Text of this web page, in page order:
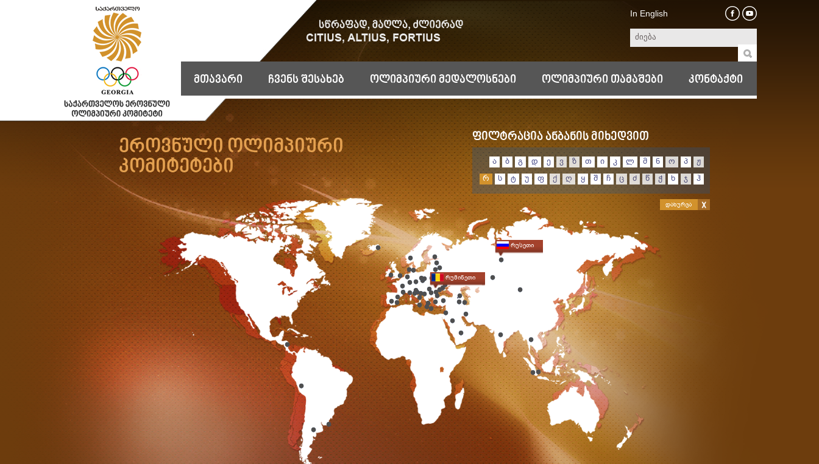
In English
მთავარი ჩვენს შესახებ ოლიმპიური მედალოსნები ოლიმპიური თამაშები კონტაქტი
ეროვნული ოლიმპიური
კომიტეტები
ფილტრაცია ანბანის მიხედვით
ა ბ გ დ ე ვ ზ თ ი კ ლ მ ნ ო პ ჟ
რ ს ტ უ ფ ქ ღ ყ შ ჩ ც ძ წ ჭ ხ ჯ ჰ
დახურვა
რუმინეთი
რუსეთი